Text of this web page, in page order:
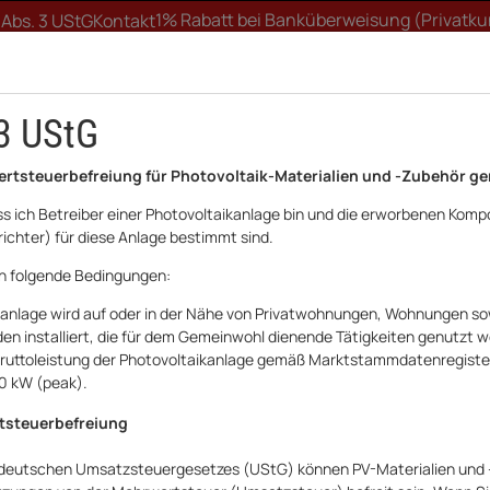
3 UStGKontakt1% Rabatt bei Banküberweisung
WALLBOX
S1 Serie Huawei Speicherpaket Batteriespeicher 17kWh LUNA2000 17-
Huawei
LUNA2000 17-S1
UStG
für Photovoltaik-Materialien und -Zubehör
ich Betreiber einer Photovoltaikanlage bin und die erworbenen
für diese Anlage bestimmt sind.
folgende Bedingungen:
wird auf oder in der Nähe von Privatwohnungen, Wohnungen
installiert, die für dem Gemeinwohl dienende Tätigkeiten genutzt
der Photovoltaikanlage gemäß
kW (peak).
deutschen Umsatzsteuergesetzes (UStG) können PV-Materialien